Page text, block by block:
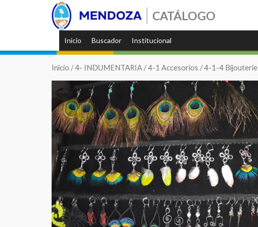
CATÁLOGO
Inicio Buscador Institucional
Inicio /4- INDUMENTARIA /4-1 Accesorios /4-1-4 Bijouterie